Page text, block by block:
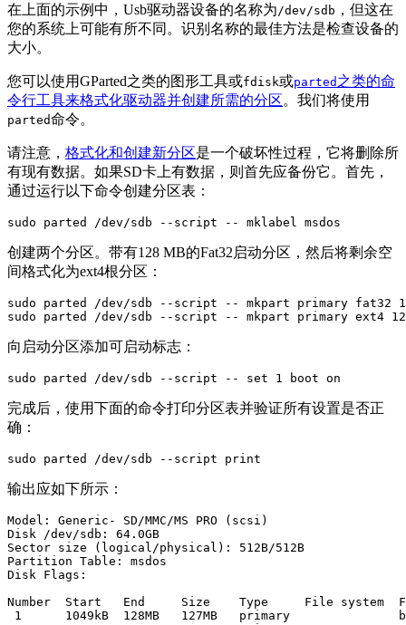
在上面的示例中，Usb驱动器设备的名称为 /dev/sdb ，但这在
您的系统上可能有所不同。识别名称的最佳方法是检查设备的
大小。
您可以使用GParted之类的图形工具或fdisk或parted 之类的命
令行工具来格式化驱动器并创建所需的分区。我们将使用
parted命令。
请注意， 格式化和创建新分区是一个破坏性过程，它将删除所
有现有数据。如果SD卡上有数据，则首先应备份它。首先，
通过运行以下命令创建分区表：
sudo parted /dev/sdb --script -- mklabel msdos
创建两个分区。带有128 MB的Fat32启动分区，然后将剩余空
间格式化为ext4根分区：
sudo parted /dev/sdb --script -- mkpart primary fat32 1
sudo parted /dev/sdb --script -- mkpart primary ext4
向启动分区添加可启动标志：
sudo parted /dev/sdb --script -- set 1 boot on
完成后，使用下面的命令打印分区表并验证所有设置是否正
确：
sudo parted /dev/sdb --script print
输出应如下所示：
Model: Generic- SD/MMC/MS PRO (scsi)
Disk /dev/sdb: 64.0GB
Sector size (logical/physical): 512B/512B
Partition Table: msdos
Disk Flags:
Number  Start   End     Size    Type     File system
1      1049kB  128MB   127MB   primary